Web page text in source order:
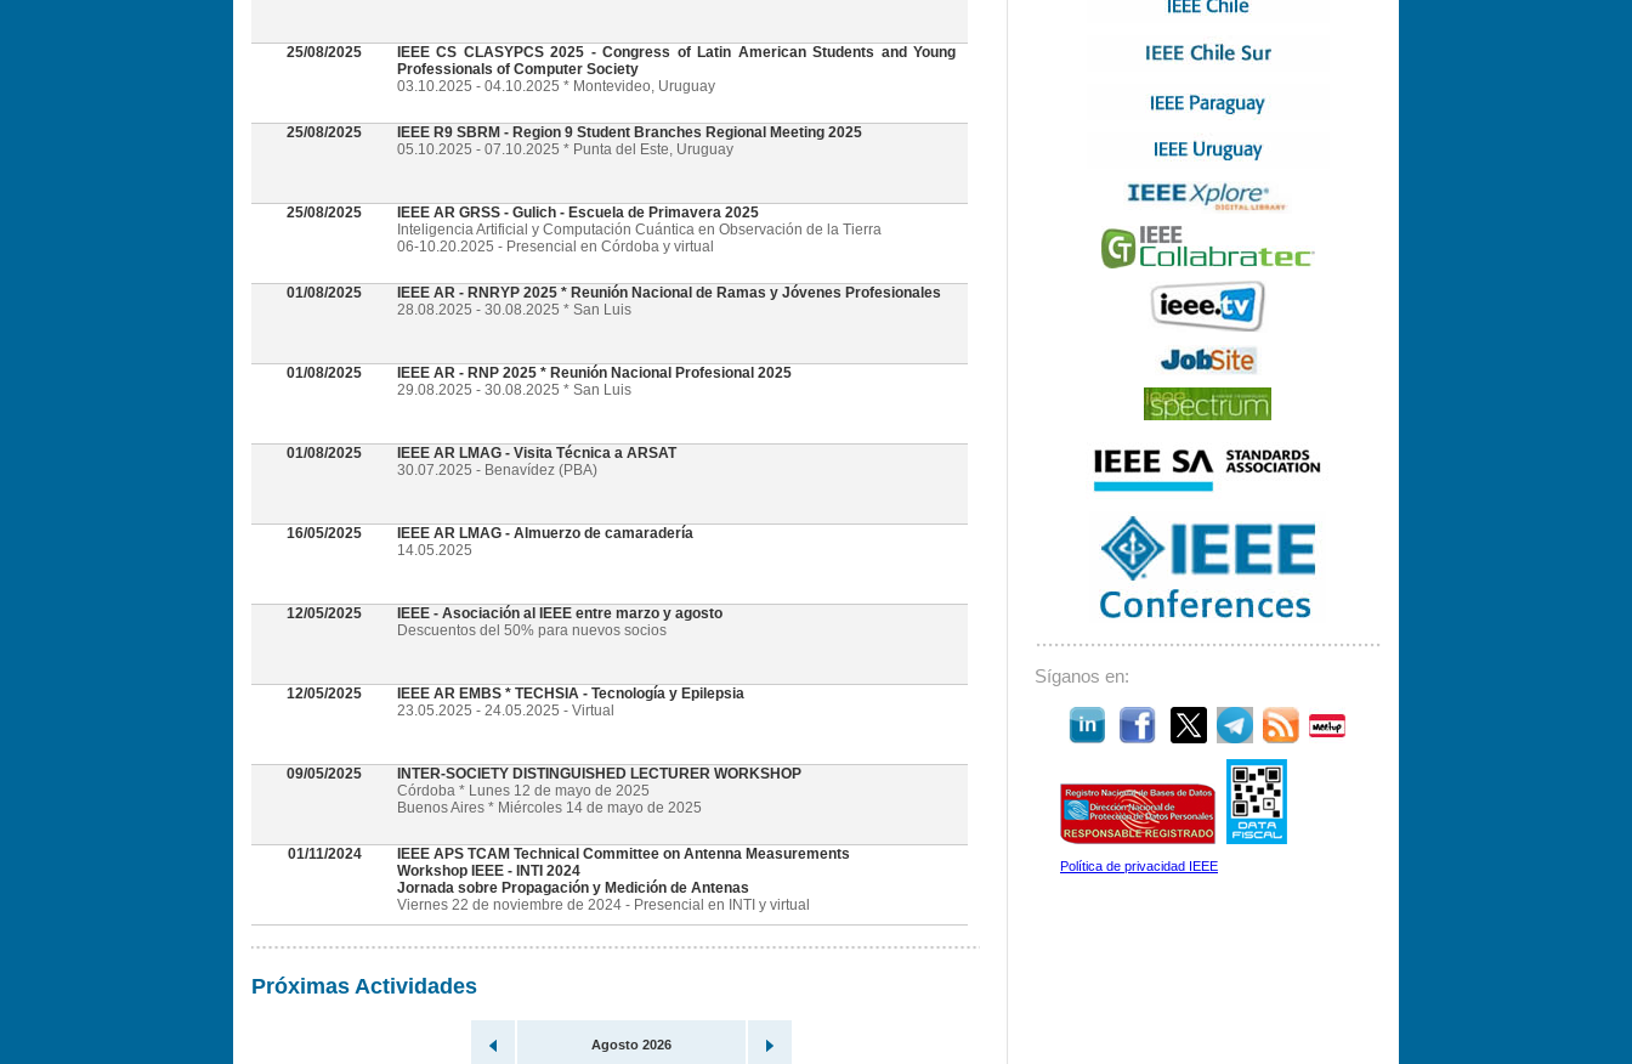
25/08/2025
IEEE CS CLASYPCS 2025 - Congress of Latin American Students and Young
Professionals of Computer Society
03.10.2025 - 04.10.2025 * Montevideo, Uruguay
25/08/2025
IEEE R9 SBRM - Region 9 Student Branches Regional Meeting 2025
05.10.2025 - 07.10.2025 * Punta del Este, Uruguay
25/08/2025
IEEE AR GRSS - Gulich - Escuela de Primavera 2025
Inteligencia Artificial y Computación Cuántica en Observación de la Tierra
06-10.20.2025 - Presencial en Córdoba y virtual
01/08/2025
IEEE AR - RNRYP 2025 * Reunión Nacional de Ramas y Jóvenes Profesionales
28.08.2025 - 30.08.2025 * San Luis
01/08/2025
IEEE AR - RNP 2025 * Reunión Nacional Profesional 2025
29.08.2025 - 30.08.2025 * San Luis
01/08/2025
IEEE AR LMAG - Visita Técnica a ARSAT
30.07.2025 - Benavídez (PBA)
16/05/2025
IEEE AR LMAG - Almuerzo de camaradería
14.05.2025
12/05/2025
IEEE - Asociación al IEEE entre marzo y agosto
Descuentos del 50% para nuevos socios
12/05/2025
IEEE AR EMBS * TECHSIA - Tecnología y Epilepsia
23.05.2025 - 24.05.2025 - Virtual
09/05/2025
INTER-SOCIETY DISTINGUISHED LECTURER WORKSHOP
Córdoba * Lunes 12 de mayo de 2025
Buenos Aires * Miércoles 14 de mayo de 2025
01/11/2024
IEEE APS TCAM Technical Committee on Antenna Measurements
Workshop IEEE - INTI 2024
Jornada sobre Propagación y Medición de Antenas
Viernes 22 de noviembre de 2024 - Presencial en INTI y virtual
Próximas Actividades
Agosto 2026
Síganos en:
Política de privacidad IEEE